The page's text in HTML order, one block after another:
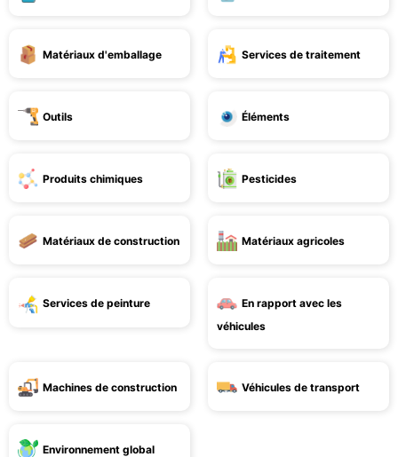
Matériaux d'emballage Services de traitement
Outils Éléments
Produits chimiques Pesticides
Matériaux de construction Matériaux agricoles
Services de peinture
En rapport avec les
véhicules
Machines de construction Véhicules de transport
Environnement global